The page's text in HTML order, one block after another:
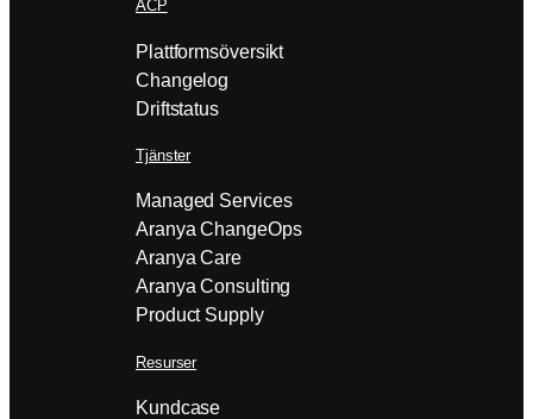
ACP
Plattformsöversikt
Changelog
Driftstatus
Tjänster
Managed Services
Aranya ChangeOps
Aranya Care
Aranya Consulting
Product Supply
Resurser
Kundcase